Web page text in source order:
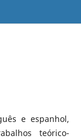
e espanhol,
teórico-